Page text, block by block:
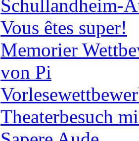
Schullandheim-
Vous êtes super!
Memorier
von Pi
Theaterbesuch